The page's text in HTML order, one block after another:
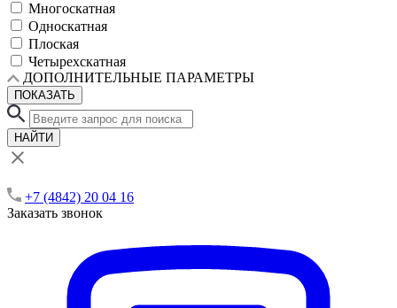
Многоскатная
Односкатная
Плоская
Четырехскатная
ДОПОЛНИТЕЛЬНЫЕ ПАРАМЕТРЫ
ПОКАЗАТЬ
НАЙТИ
+7 (4842) 20 04 16
Заказать звонок